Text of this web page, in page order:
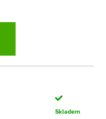
Skladem